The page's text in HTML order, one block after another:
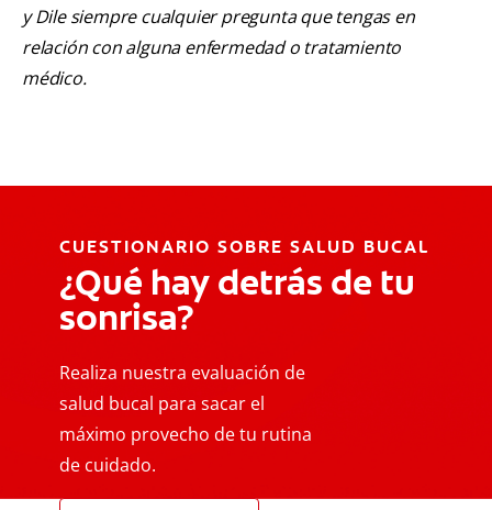
y Dile siempre cualquier pregunta que tengas en
relación con alguna enfermedad o tratamiento
médico.
CUESTIONARIO SOBRE SALUD BUCAL
¿Qué hay detrás de tu
sonrisa?
Realiza nuestra evaluación de
salud bucal para sacar el
máximo provecho de tu rutina
de cuidado.